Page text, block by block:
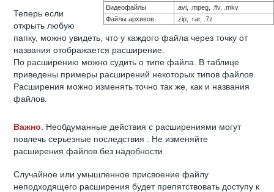
Видеофайлы
.avi, .mpeg, .flv, .mkv
Файлы архивов
.zip, .rar, .7z
Теперь если
открыть любую
папку, можно увидеть, что у каждого файла через точку от
названия отображается расширение.
По расширению можно судить о типе файла. В таблице
приведены примеры расширений некоторых типов файлов.
Расширения можно изменять точно так же, как и названия
файлов.
Важно . Необдуманные действия с расширениями могут
повлечь серьезные последствия . Не изменяйте
расширения файлов без надобности.
Случайное или умышленное присвоение файлу
неподходящего расширения будет препятствовать доступу к